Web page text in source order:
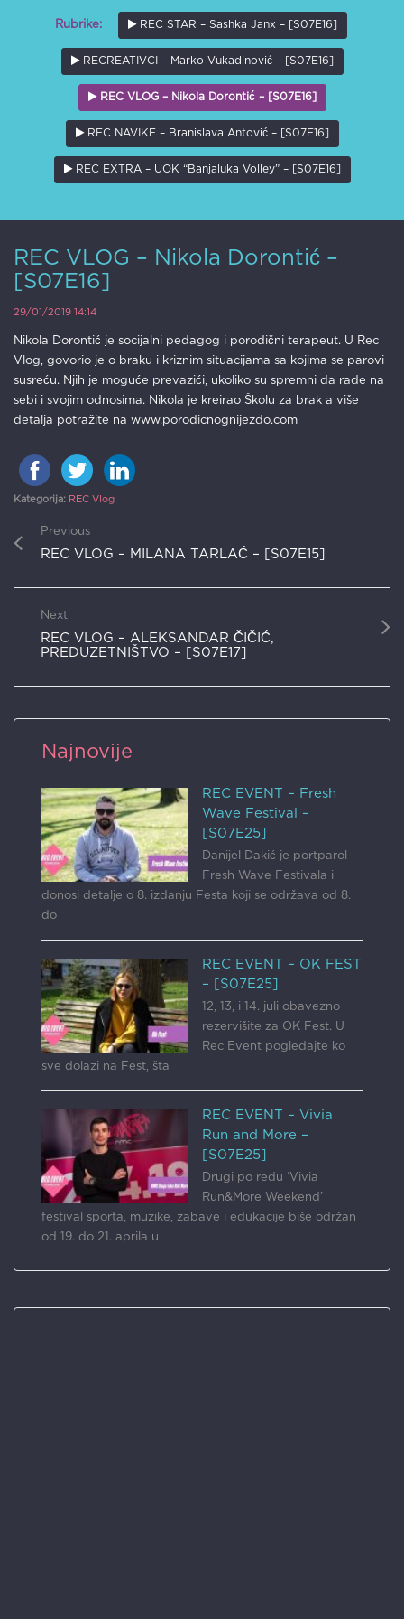
Rubrike: REC STAR – Sashka Janx – [S07E16]
RECREATIVCI – Marko Vukadinović – [S07E16]
REC VLOG – Nikola Dorontić – [S07E16]
REC NAVIKE – Branislava Antović – [S07E16]
REC EXTRA – UOK “Banjaluka Volley” – [S07E16]
REC VLOG – Nikola Dorontić –
[S07E16]
29/01/2019 14:14
Nikola Dorontić je socijalni pedagog i porodični terapeut. U Rec
Vlog, govorio je o braku i kriznim situacijama sa kojima se parovi
susreću. Njih je moguće prevazići, ukoliko su spremni da rade na
sebi i svojim odnosima. Nikola je kreirao Školu za brak a više
detalja potražite na www.porodicnognijezdo.com
Kategorija: REC Vlog
Previous
REC VLOG – MILANA TARLAĆ – [S07E15]
Next
REC VLOG – ALEKSANDAR ČIČIĆ,
PREDUZETNIŠTVO – [S07E17]
Najnovije
REC EVENT – Fresh
Wave Festival –
[S07E25]
Danijel Dakić je portparol
Fresh Wave Festivala i
donosi detalje o 8. izdanju Festa koji se održava od 8.
do
REC EVENT – OK FEST
– [S07E25]
12, 13, i 14. juli obavezno
rezervišite za OK Fest. U
Rec Event pogledajte ko
sve dolazi na Fest, šta
REC EVENT – Vivia
Run and More –
[S07E25]
Drugi po redu ‘Vivia
Run&More Weekend’
festival sporta, muzike, zabave i edukacije biše održan
od 19. do 21. aprila u